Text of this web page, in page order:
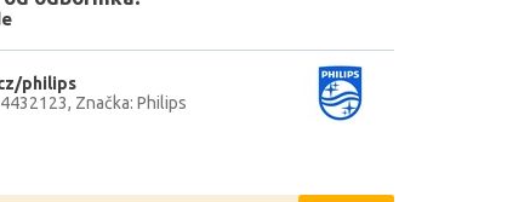
philips
Značka: Philips